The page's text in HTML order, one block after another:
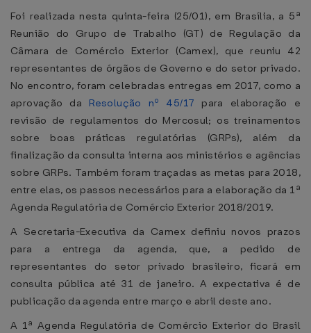
Foi realizada nesta quinta-feira (25/01), em Brasília, a 5ª
Reunião do Grupo de Trabalho (GT) de Regulação da
Câmara de Comércio Exterior (Camex), que reuniu 42
representantes de órgãos de Governo e do setor privado.
No encontro, foram celebradas entregas em 2017, como a
aprovação da Resolução nº 45/17 para elaboração e
revisão de regulamentos do Mercosul; os treinamentos
sobre boas práticas regulatórias (GRPs), além da
finalização da consulta interna aos ministérios e agências
sobre GRPs. Também foram traçadas as metas para 2018,
entre elas, os passos necessários para a elaboração da 1ª
Agenda Regulatória de Comércio Exterior 2018/2019.
A Secretaria-Executiva da Camex definiu novos prazos
para a entrega da agenda, que, a pedido de
representantes do setor privado brasileiro, ficará em
consulta pública até 31 de janeiro. A expectativa é de
publicação da agenda entre março e abril deste ano.
A 1ª Agenda Regulatória de Comércio Exterior do Brasil